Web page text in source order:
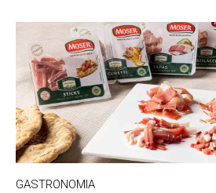
GASTRONOMIA